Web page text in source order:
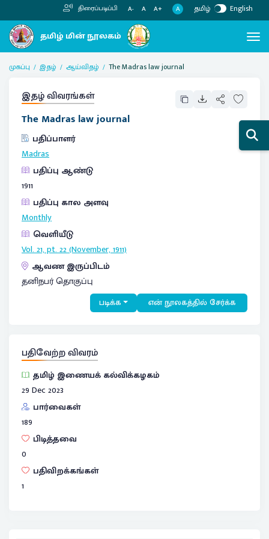
திரைப்படிப்பி A- A A+ A தமிழ் English
முகப்பு இதழ் ஆய்விதழ் The Madras law journal
இதழ் விவரங்கள்
The Madras law journal
பதிப்பாளர்
Madras
பதிப்பு ஆண்டு
1911
பதிப்பு கால அளவு
Monthly
வெளியீடு
Vol. 21, pt. 22 (November, 1911)
ஆவண இருப்பிடம்
தனிநபர் தொகுப்பு
படிக்க என் நூலகத்தில் சேர்க்க
பதிவேற்ற விவரம்
தமிழ் இணையக் கல்விக்கழகம்
29 Dec 2023
பார்வைகள்
189
பிடித்தவை
0
பதிவிறக்கங்கள்
1